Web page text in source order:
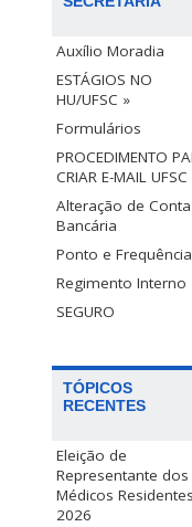
Auxílio Moradia
ESTÁGIOS NO
HU/UFSC »
Formulários
PROCEDIMENTO
CRIAR E-MAIL UFSC
Alteração de Conta
Bancária
Ponto e Frequência
Regimento Interno
SEGURO
TÓPICOS
RECENTES
Eleição de
Representante dos
Médicos Residentes
2026